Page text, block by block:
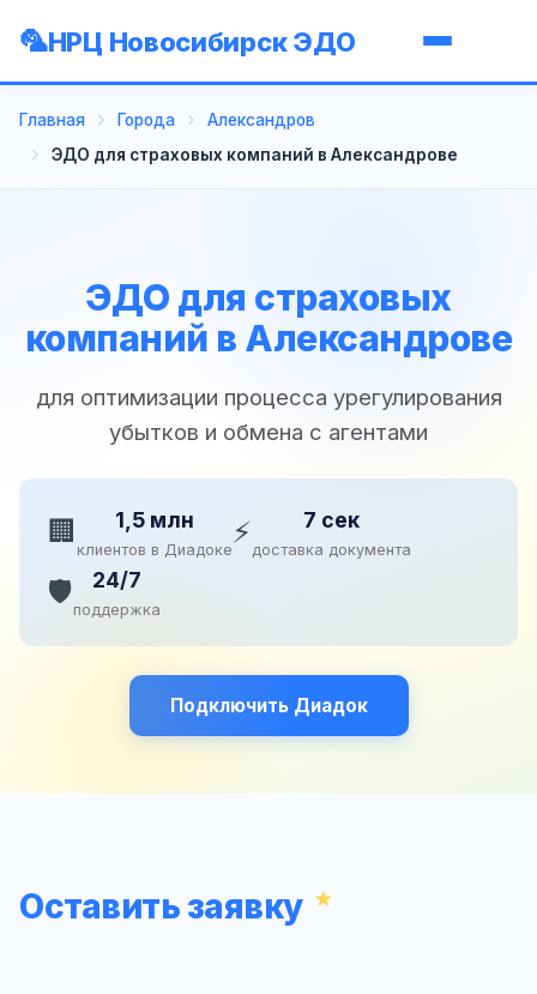
НРЦ Новосибирск ЭДО
Главная Города
Александров
ЭДО для страховых компаний в Александрове
ЭДО для страховых
компаний в Александрове
для оптимизации процесса урегулирования
убытков и обмена с агентами
🏢 1,5 млн
клиентов в Диадоке⚡ 7 сек
доставка документа
🛡️ 24/7
поддержка
Подключить Диадок
Оставить заявку